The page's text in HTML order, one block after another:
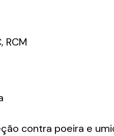
RCM
contra poeira e